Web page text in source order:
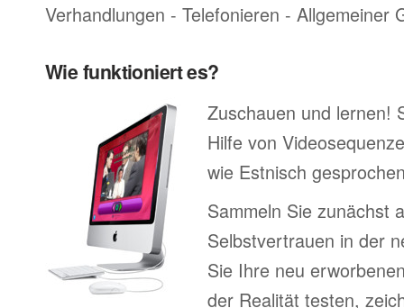
Verhandlungen - Telefonieren - Allgemeiner
Wie funktioniert es?
Zuschauen und lernen!
Hilfe von
wie Estnisch
Sammeln Sie zunächst
Selbstvertrauen in der
Sie Ihre neu
der Realität testen,